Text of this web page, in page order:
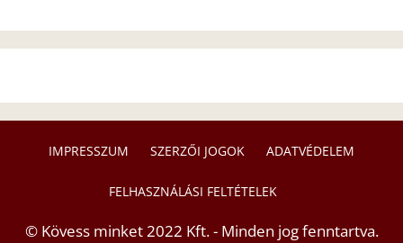
IMPRESSZUM SZERZŐI JOGOK ADATVÉDELEM
FELHASZNÁLÁSI FELTÉTELEK
© Kövess minket 2022 Kft. - Minden jog fenntartva.